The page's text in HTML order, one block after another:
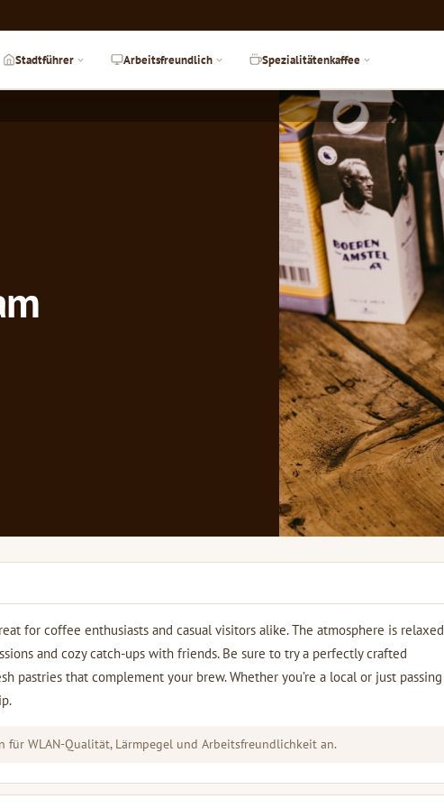
Stadtführer Arbeitsfreundlich Spezialitätenkaffee
for coffee enthusiasts and casual visitors alike. The atmosphere is relaxed
and cozy catch-ups with friends. Be sure to try a perfectly crafted
pastries that complement your brew. Whether you’re a local or just passing
für WLAN-Qualität, Lärmpegel und Arbeitsfreundlichkeit an.